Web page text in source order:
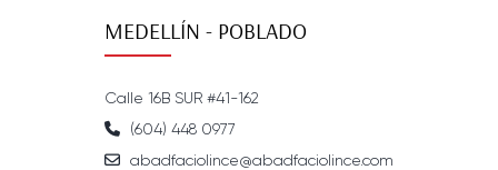
MEDELLÍN - POBLADO
Calle 16B SUR #41-162
(604) 448 0977
abadfaciolince@abadfaciolince.com